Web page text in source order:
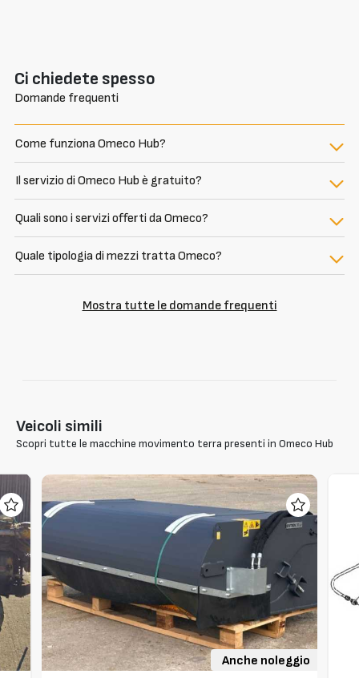
Ci chiedete spesso
Domande frequenti
Come funziona Omeco Hub?
Il servizio di Omeco Hub è gratuito?
Quali sono i servizi offerti da Omeco?
Quale tipologia di mezzi tratta Omeco?
Mostra tutte le domande frequenti
Veicoli simili
Scopri tutte le macchine movimento terra presenti in Omeco Hub
Anche noleggio